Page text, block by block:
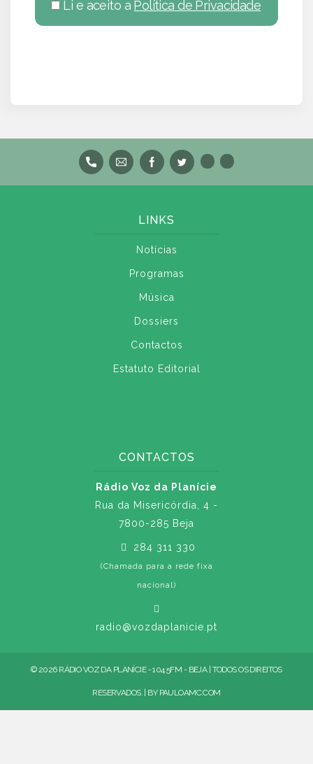
Li e aceito a Política de Privacidade
LINKS
Notícias
Programas
Música
Dossiers
Contactos
Estatuto Editorial
CONTACTOS
Rádio Voz da Planície
Rua da Misericórdia, 4 -
7800-285 Beja
284 311 330
(Chamada para a rede fixa
nacional)
radio@vozdaplanicie.pt
© 2026 RÁDIO VOZ DA PLANÍCIE - 104.5FM - BEJA | TODOS OS DIREITOS
RESERVADOS. | BY PAULOAMC.COM